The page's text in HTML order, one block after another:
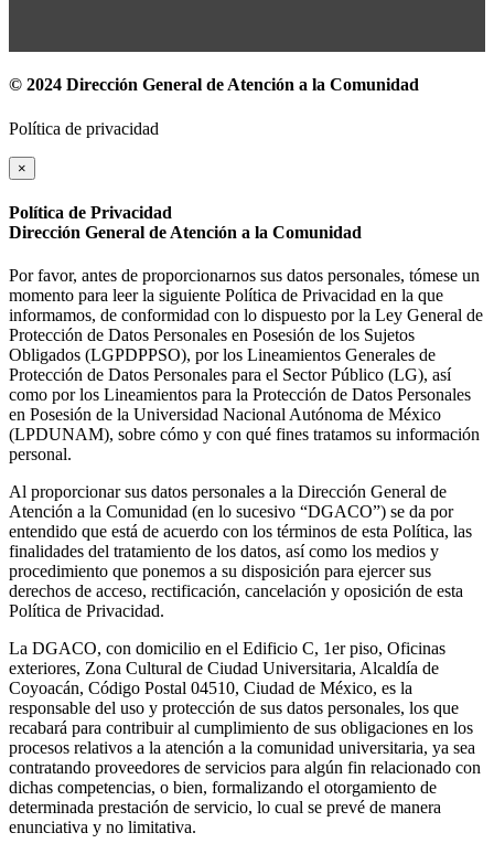
© 2024 Dirección General de Atención a la Comunidad
Política de privacidad
×
Política de Privacidad
Dirección General de Atención a la Comunidad
Por favor, antes de proporcionarnos sus datos personales, tómese un
momento para leer la siguiente Política de Privacidad en la que
informamos, de conformidad con lo dispuesto por la Ley General de
Protección de Datos Personales en Posesión de los Sujetos
Obligados (LGPDPPSO), por los Lineamientos Generales de
Protección de Datos Personales para el Sector Público (LG), así
como por los Lineamientos para la Protección de Datos Personales
en Posesión de la Universidad Nacional Autónoma de México
(LPDUNAM), sobre cómo y con qué fines tratamos su información
personal.
Al proporcionar sus datos personales a la Dirección General de
Atención a la Comunidad (en lo sucesivo “DGACO”) se da por
entendido que está de acuerdo con los términos de esta Política, las
finalidades del tratamiento de los datos, así como los medios y
procedimiento que ponemos a su disposición para ejercer sus
derechos de acceso, rectificación, cancelación y oposición de esta
Política de Privacidad.
La DGACO, con domicilio en el Edificio C, 1er piso, Oficinas
exteriores, Zona Cultural de Ciudad Universitaria, Alcaldía de
Coyoacán, Código Postal 04510, Ciudad de México, es la
responsable del uso y protección de sus datos personales, los que
recabará para contribuir al cumplimiento de sus obligaciones en los
procesos relativos a la atención a la comunidad universitaria, ya sea
contratando proveedores de servicios para algún fin relacionado con
dichas competencias, o bien, formalizando el otorgamiento de
determinada prestación de servicio, lo cual se prevé de manera
enunciativa y no limitativa.